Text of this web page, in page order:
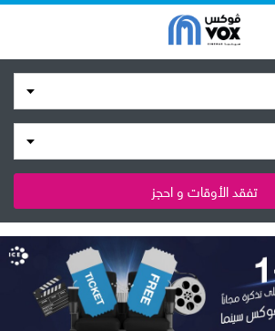
تفقد الأوقات و احجز